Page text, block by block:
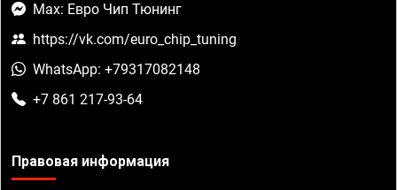
Max: Евро Чип Тюнинг
https://vk.com/euro_chip_tuning
WhatsApp: +79317082148
+7 861 217-93-64
Правовая информация